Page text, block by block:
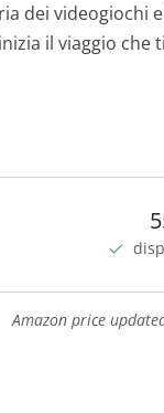
dei videogiochi
il viaggio che
Amazon price